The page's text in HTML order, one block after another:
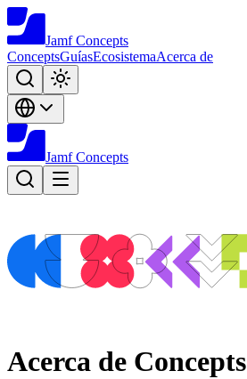
Jamf Concepts
ConceptsGuíasEcosistemaAcerca de
Jamf Concepts
Acerca de Concepts